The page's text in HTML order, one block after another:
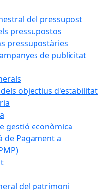
del pressupost
pressupostos
pressupostàries
de publicitat
objectius d'estabilitat
gestió econòmica
de Pagament a
del patrimoni